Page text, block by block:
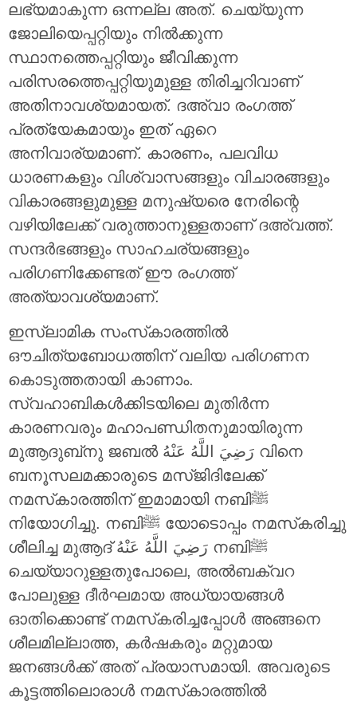
ലഭ്യമാകുന്ന ഒന്നല്ല അത്. ചെയ്യുന്ന
ജോലിയെപ്പറ്റിയും നിൽക്കുന്ന
സ്ഥാനത്തെപ്പറ്റിയും ജീവിക്കുന്ന
പരിസരത്തെപ്പറ്റിയുമുള്ള തിരിച്ചറിവാണ്
അതിനാവശ്യമായത്. ദഅ്‌വാ രംഗത്ത്
പ്രത്യേകമായും ഇത് ഏറെ
അനിവാര്യമാണ്. കാരണം, പലവിധ
ധാരണകളും വിശ്വാസങ്ങളും വിചാരങ്ങളും
വികാരങ്ങളുമുള്ള മനുഷ്യരെ നേരിന്റെ
വഴിയിലേക്ക് വരുത്താനുള്ളതാണ് ദഅ്‌വത്ത്.
സന്ദർഭങ്ങളും സാഹചര്യങ്ങളും
പരിഗണിക്കേണ്ടത് ഈ രംഗത്ത്
അത്യാവശ്യമാണ്.
ഇസ്‌ലാമിക സംസ്‌കാരത്തിൽ
ഔചിത്യബോധത്തിന് വലിയ പരിഗണന
കൊടുത്തതായി കാണാം.
സ്വഹാബികൾക്കിടയിലെ മുതിർന്ന
കാരണവരും മഹാപണ്ഡിതനുമായിരുന്ന
മുആദുബ്‌നു ജബൽ رَضِيَ اللَّهُ عَنْهُ വിനെ
ബനൂസലമക്കാരുടെ മസ്ജിദിലേക്ക്
നമസ്‌കാരത്തിന് ഇമാമായി നബിﷺ
നിയോഗിച്ചു. നബിﷺ യോടൊപ്പം നമസ്‌കരിച്ചു
ശീലിച്ച മുആദ് رَضِيَ اللَّهُ عَنْهُ നബിﷺ
ചെയ്യാറുള്ളതുപോലെ, അൽബക്വറ
പോലുള്ള ദീർഘമായ അധ്യായങ്ങൾ
ഓതിക്കൊണ്ട് നമസ്‌കരിച്ചപ്പോൾ അങ്ങനെ
ശീലമില്ലാത്ത, കർഷകരും മറ്റുമായ
ജനങ്ങൾക്ക് അത് പ്രയാസമായി. അവരുടെ
കൂട്ടത്തിലൊരാൾ നമസ്‌കാരത്തിൽ